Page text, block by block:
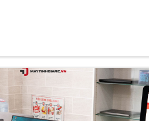
1x Jack tai nghe
1x HDMI
1x LAN
1x Tyce C
1x Micro SD